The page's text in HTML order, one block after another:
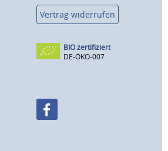
Vertrag widerrufen
BIO zertifiziert
DE-ÖKO-007